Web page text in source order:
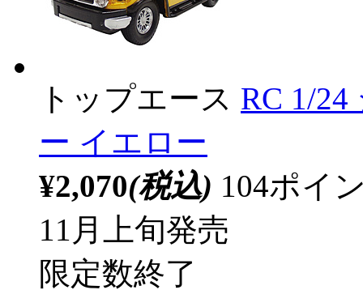
トップエース RC 1/
ー イエロー
¥2,070(税込) 104ポイ
11月上旬発売
限定数終了